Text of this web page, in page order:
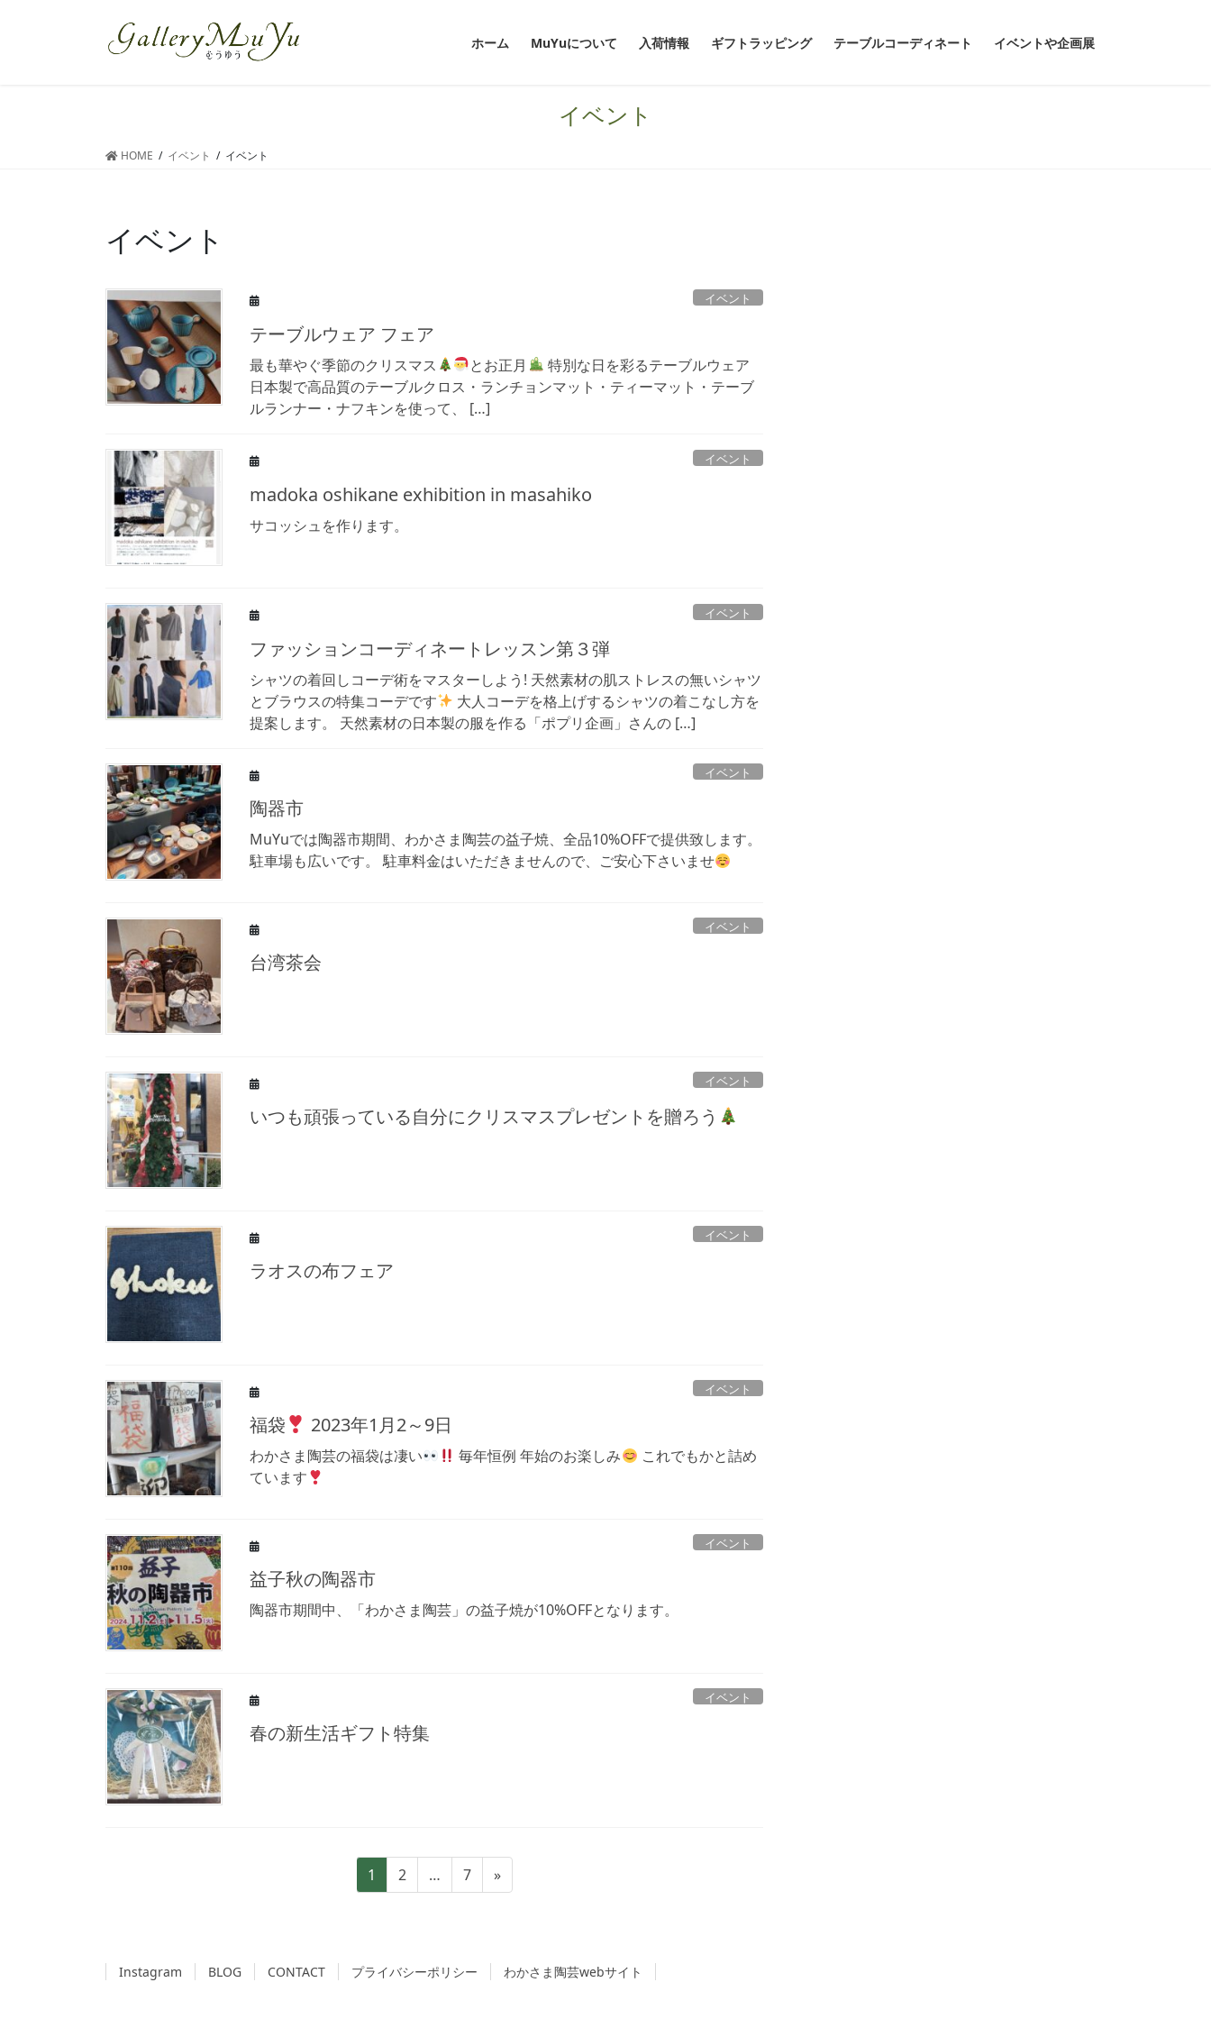
ホーム MuYuについて 入荷情報 ギフトラッピング テーブルコーディネート イベントや企画展
イベント
HOME イベント イベント
イベント
イベント
テーブルウェア フェア
最も華やぐ季節のクリスマス とお正月
特別な日を彩るテーブルウェア
日本製で高品質のテーブルクロス・ランチョンマット・ティーマット・テーブ
ルランナー・ナフキンを使って、 […]
イベント
madoka oshikane exhibition in masahiko
サコッシュを作ります。
イベント
ファッションコーディネートレッスン第３弾
シャツの着回しコーデ術をマスターしよう! 天然素材の肌ストレスの無いシャツ
とブラウスの特集コーデです
大人コーデを格上げするシャツの着こなし方を
提案します。 天然素材の日本製の服を作る「ポプリ企画」さんの […]
イベント
陶器市
MuYuでは陶器市期間、わかさま陶芸の益子焼、全品10%OFFで提供致します。
駐車場も広いです。 駐車料金はいただきませんので、ご安心下さいませ
イベント
台湾茶会
イベント
いつも頑張っている自分にクリスマスプレゼントを贈ろう
イベント
ラオスの布フェア
イベント
福袋 2023年1月2～9日
わかさま陶芸の福袋は凄い 毎年恒例 年始のお楽しみ
これでもかと詰め
ています
イベント
益子秋の陶器市
陶器市期間中、「わかさま陶芸」の益子焼が10%OFFとなります。
イベント
春の新生活ギフト特集
ビ
ゲ
固
定
ジ
1
固
定
ジ
2 …
固
定
ジ
7 »
Instagram BLOG CONTACT プライバシーポリシー わかさま陶芸webサイト